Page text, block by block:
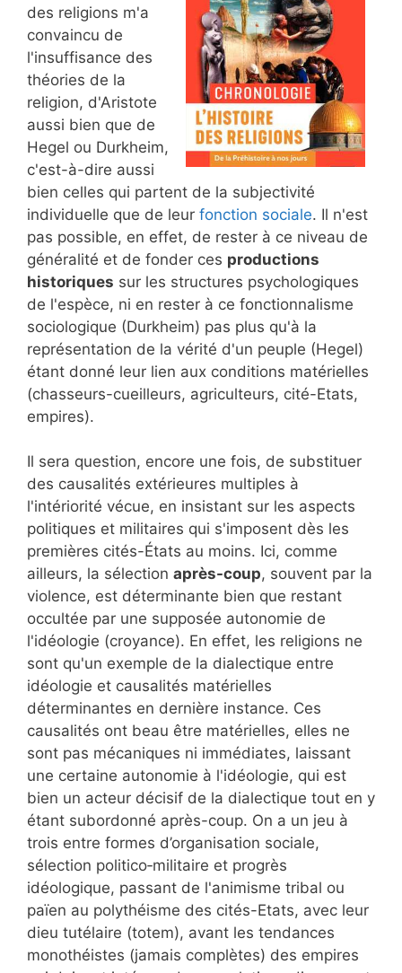
des religions m'a
convaincu de
l'insuffisance des
théories de la
religion, d'Aristote
aussi bien que de
Hegel ou Durkheim,
c'est-à-dire aussi
bien celles qui partent de la subjectivité
individuelle que de leur fonction sociale. Il n'est
pas possible, en effet, de rester à ce niveau de
généralité et de fonder ces productions
historiques sur les structures psychologiques
de l'espèce, ni en rester à ce fonctionnalisme
sociologique (Durkheim) pas plus qu'à la
représentation de la vérité d'un peuple (Hegel)
étant donné leur lien aux conditions matérielles
(chasseurs-cueilleurs, agriculteurs, cité-Etats,
empires).
Il sera question, encore une fois, de substituer
des causalités extérieures multiples à
l'intériorité vécue, en insistant sur les aspects
politiques et militaires qui s'imposent dès les
premières cités-États au moins. Ici, comme
ailleurs, la sélection après-coup, souvent par la
violence, est déterminante bien que restant
occultée par une supposée autonomie de
l'idéologie (croyance). En effet, les religions ne
sont qu'un exemple de la dialectique entre
idéologie et causalités matérielles
déterminantes en dernière instance. Ces
causalités ont beau être matérielles, elles ne
sont pas mécaniques ni immédiates, laissant
une certaine autonomie à l'idéologie, qui est
bien un acteur décisif de la dialectique tout en y
étant subordonné après-coup. On a un jeu à
trois entre formes d’organisation sociale,
sélection politico‑militaire et progrès
idéologique, passant de l'animisme tribal ou
païen au polythéisme des cités-Etats, avec leur
dieu tutélaire (totem), avant les tendances
monothéistes (jamais complètes) des empires